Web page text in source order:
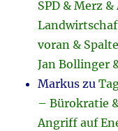
SPD & Merz
voran &
Jan Bollinger
Markus zu
– Bürokratie
Angriff auf